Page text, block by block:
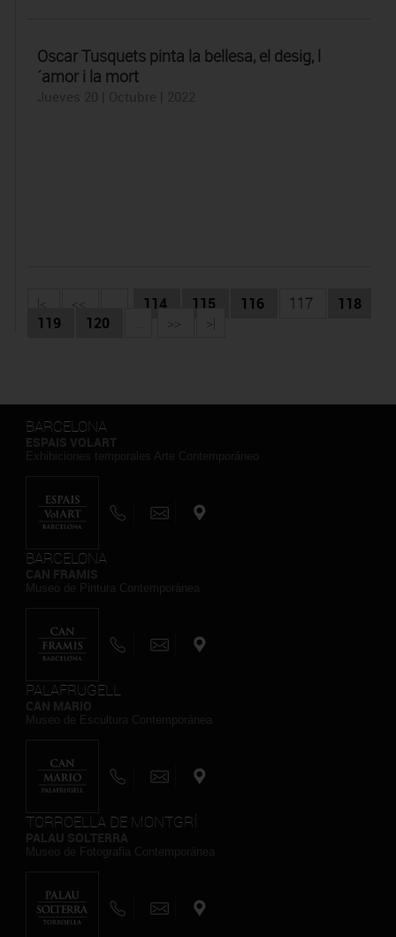
Oscar Tusquets pinta la bellesa, el desig, l
´amor i la mort
|< << 114 115 116 117
118
119
120 ... >> >|
BARCELONA
BARCELONA
PALAFRUGELL
TORROELLA DE MONTGRÍ